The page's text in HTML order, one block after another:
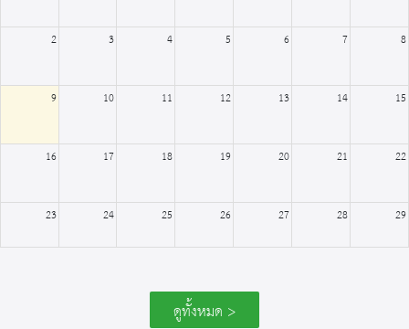
2 3 4 5 6 7 8
9 10 11 12 13 14 15
16 17 18 19 20 21 22
23 24 25 26 27 28 29
ดูทั้งหมด >